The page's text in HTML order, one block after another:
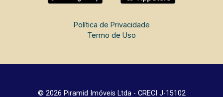
Política de Privacidade
Termo de Uso
© 2026 Piramid Imóveis Ltda - CRECI J-15102